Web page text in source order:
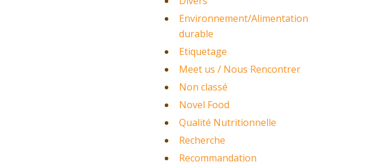
Environnement/Alimentation
durable
Etiquetage
Meet us / Nous Rencontrer
Non classé
Novel Food
Qualité Nutritionnelle
Recherche
Recommandation